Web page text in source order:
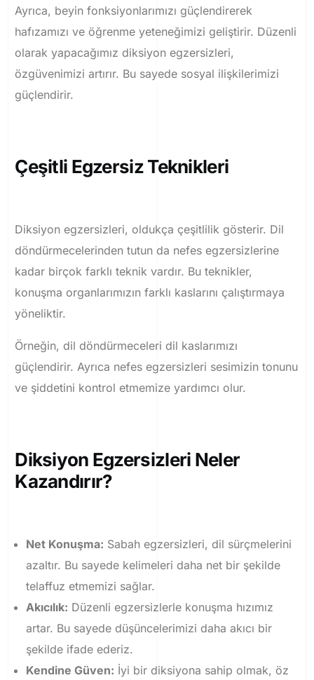
Ayrıca, beyin fonksiyonlarımızı güçlendirerek
hafızamızı ve öğrenme yeteneğimizi geliştirir. Düzenli
olarak yapacağımız diksiyon egzersizleri,
özgüvenimizi artırır. Bu sayede sosyal ilişkilerimizi
güçlendirir.
Çeşitli Egzersiz Teknikleri
Diksiyon egzersizleri, oldukça çeşitlilik gösterir. Dil
döndürmecelerinden tutun da nefes egzersizlerine
kadar birçok farklı teknik vardır. Bu teknikler,
konuşma organlarımızın farklı kaslarını çalıştırmaya
yöneliktir.
Örneğin, dil döndürmeceleri dil kaslarımızı
güçlendirir. Ayrıca nefes egzersizleri sesimizin tonunu
ve şiddetini kontrol etmemize yardımcı olur.
Diksiyon Egzersizleri Neler
Kazandırır?
Net Konuşma: Sabah egzersizleri, dil sürçmelerini
azaltır. Bu sayede kelimeleri daha net bir şekilde
telaffuz etmemizi sağlar.
Akıcılık: Düzenli egzersizlerle konuşma hızımız
artar. Bu sayede düşüncelerimizi daha akıcı bir
şekilde ifade ederiz.
Kendine Güven: İyi bir diksiyona sahip olmak, öz